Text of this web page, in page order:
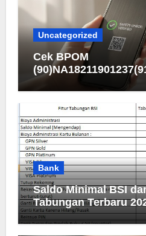
Uncategorized
Cek BPOM
Men Bright Active
Bank
Saldo Minimal BSI
Tabungan Terbaru